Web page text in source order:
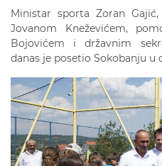
Ministar sporta Zoran
Jovanom Kneževićem,
Bojovićem i državnim
danas je posetio Sokobanju u